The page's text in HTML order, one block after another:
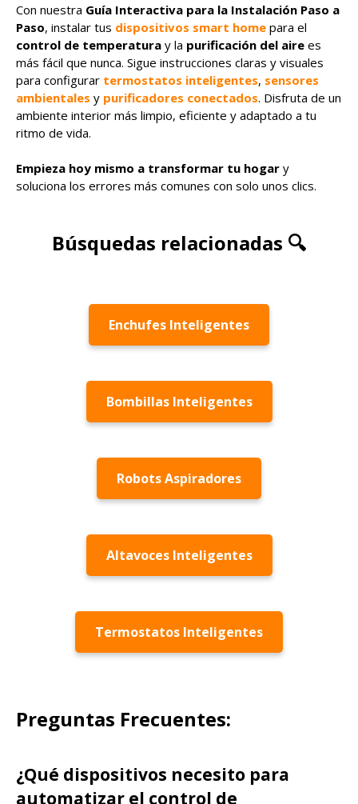
Con nuestra Guía Interactiva para la Instalación Paso a
Paso, instalar tus dispositivos smart home para el
control de temperatura y la purificación del aire es
más fácil que nunca. Sigue instrucciones claras y visuales
para configurar termostatos inteligentes, sensores
ambientales y purificadores conectados. Disfruta de un
ambiente interior más limpio, eficiente y adaptado a tu
ritmo de vida.
Empieza hoy mismo a transformar tu hogar y
soluciona los errores más comunes con solo unos clics.
Búsquedas relacionadas 🔍
Enchufes Inteligentes
Bombillas Inteligentes
Robots Aspiradores
Altavoces Inteligentes
Termostatos Inteligentes
Preguntas Frecuentes:
¿Qué dispositivos necesito para
automatizar el control de